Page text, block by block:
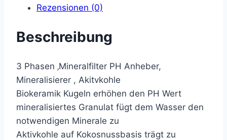
Rezensionen (0)
Beschreibung
3 Phasen ‚Mineralfilter PH Anheber,
Mineralisierer , Akitvkohle
Biokeramik Kugeln erhöhen den PH Wert
mineralisiertes Granulat fügt dem Wasser den
notwendigen Minerale zu
Aktivkohle auf Kokosnussbasis trägt zu